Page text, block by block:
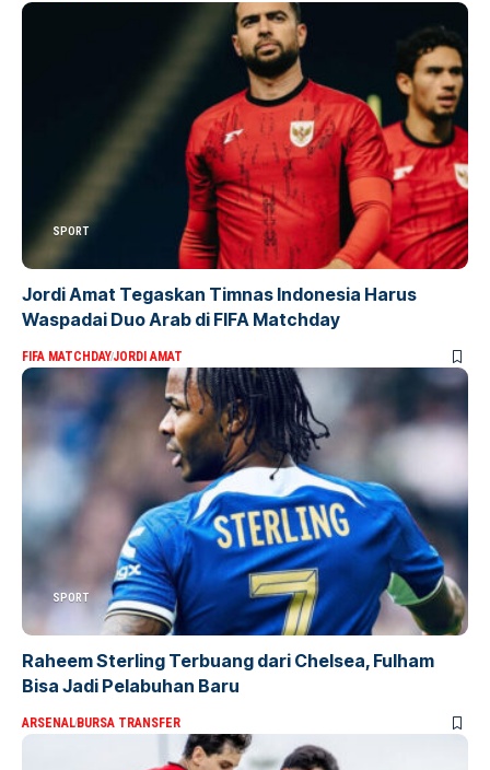
SPORT
Jordi Amat Tegaskan Timnas Indonesia Harus
Waspadai Duo Arab di FIFA Matchday
FIFA MATCHDAYJORDI AMAT
SPORT
Raheem Sterling Terbuang dari Chelsea, Fulham
Bisa Jadi Pelabuhan Baru
ARSENALBURSA TRANSFER